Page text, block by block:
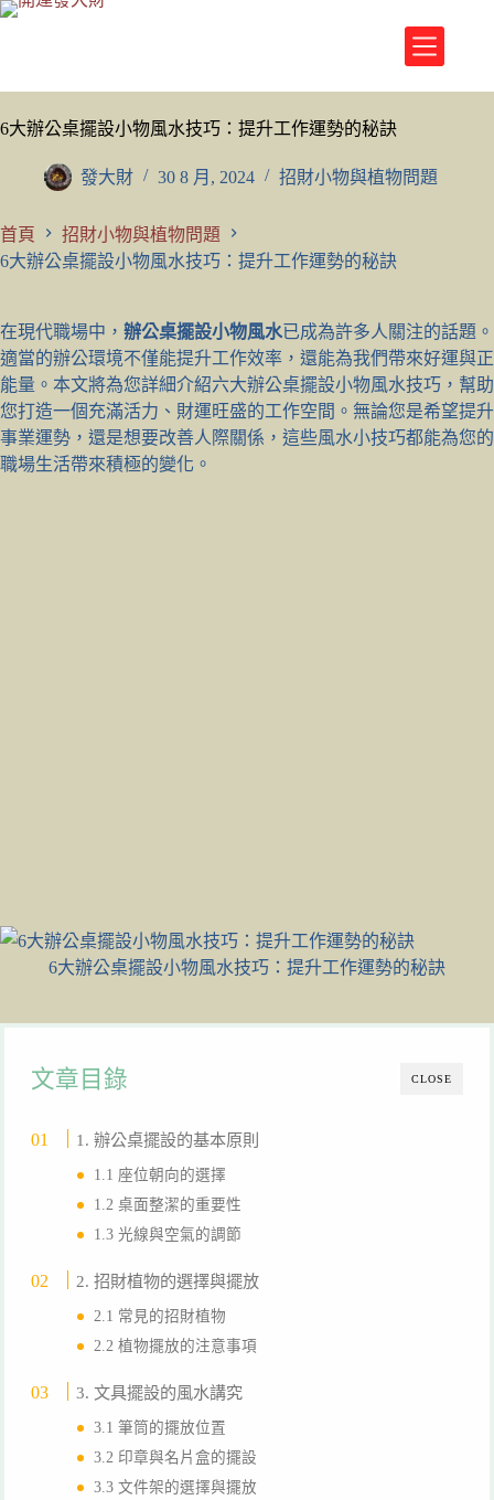
跳
要
內
6大辦公桌擺設小物風水技巧：提升工作運勢的秘訣
發大財 30 8 月, 2024 招財小物與植物問題
首頁
招財小物與植物問題
6大辦公桌擺設小物風水技巧：提升工作運勢的秘訣
在現代職場中， 辦公桌擺設小物風水已成為許多人關注的話題。
適當的辦公環境不僅能提升工作效率，還能為我們帶來好運與正
能量。本文將為您詳細介紹六大辦公桌擺設小物風水技巧，幫助
您打造一個充滿活力、財運旺盛的工作空間。無論您是希望提升
事業運勢，還是想要改善人際關係，這些風水小技巧都能為您的
職場生活帶來積極的變化。
6大辦公桌擺設小物風水技巧：提升工作運勢的秘訣
CLOSE
文章目錄
1. 辦公桌擺設的基本原則
1.1 座位朝向的選擇
1.2 桌面整潔的重要性
1.3 光線與空氣的調節
2. 招財植物的選擇與擺放
2.1 常見的招財植物
2.2 植物擺放的注意事項
3. 文具擺設的風水講究
3.1 筆筒的擺放位置
3.2 印章與名片盒的擺設
3.3 文件架的選擇與擺放